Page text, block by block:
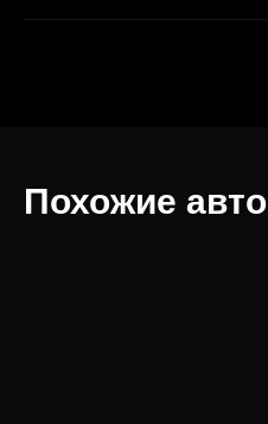
Похожие авто